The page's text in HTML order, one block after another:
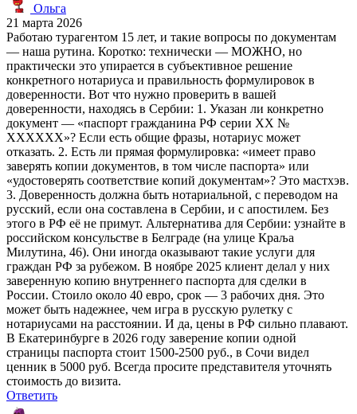
Ольга
21 марта 2026
Работаю турагентом 15 лет, и такие вопросы по документам
— наша рутина. Коротко: технически — МОЖНО, но
практически это упирается в субъективное решение
конкретного нотариуса и правильность формулировок в
доверенности. Вот что нужно проверить в вашей
доверенности, находясь в Сербии: 1. Указан ли конкретно
документ — «паспорт гражданина РФ серии ХХ №
ХХХХХХ»? Если есть общие фразы, нотариус может
отказать. 2. Есть ли прямая формулировка: «имеет право
заверять копии документов, в том числе паспорта» или
«удостоверять соответствие копий документам»? Это мастхэв.
3. Доверенность должна быть нотариальной, с переводом на
русский, если она составлена в Сербии, и с апостилем. Без
этого в РФ её не примут. Альтернатива для Сербии: узнайте в
российском консульстве в Белграде (на улице Краља
Милутина, 46). Они иногда оказывают такие услуги для
граждан РФ за рубежом. В ноябре 2025 клиент делал у них
заверенную копию внутреннего паспорта для сделки в
России. Стоило около 40 евро, срок — 3 рабочих дня. Это
может быть надежнее, чем игра в русскую рулетку с
нотариусами на расстоянии. И да, цены в РФ сильно плавают.
В Екатеринбурге в 2026 году заверение копии одной
страницы паспорта стоит 1500-2500 руб., в Сочи видел
ценник в 5000 руб. Всегда просите представителя уточнять
стоимость до визита.
Ответить